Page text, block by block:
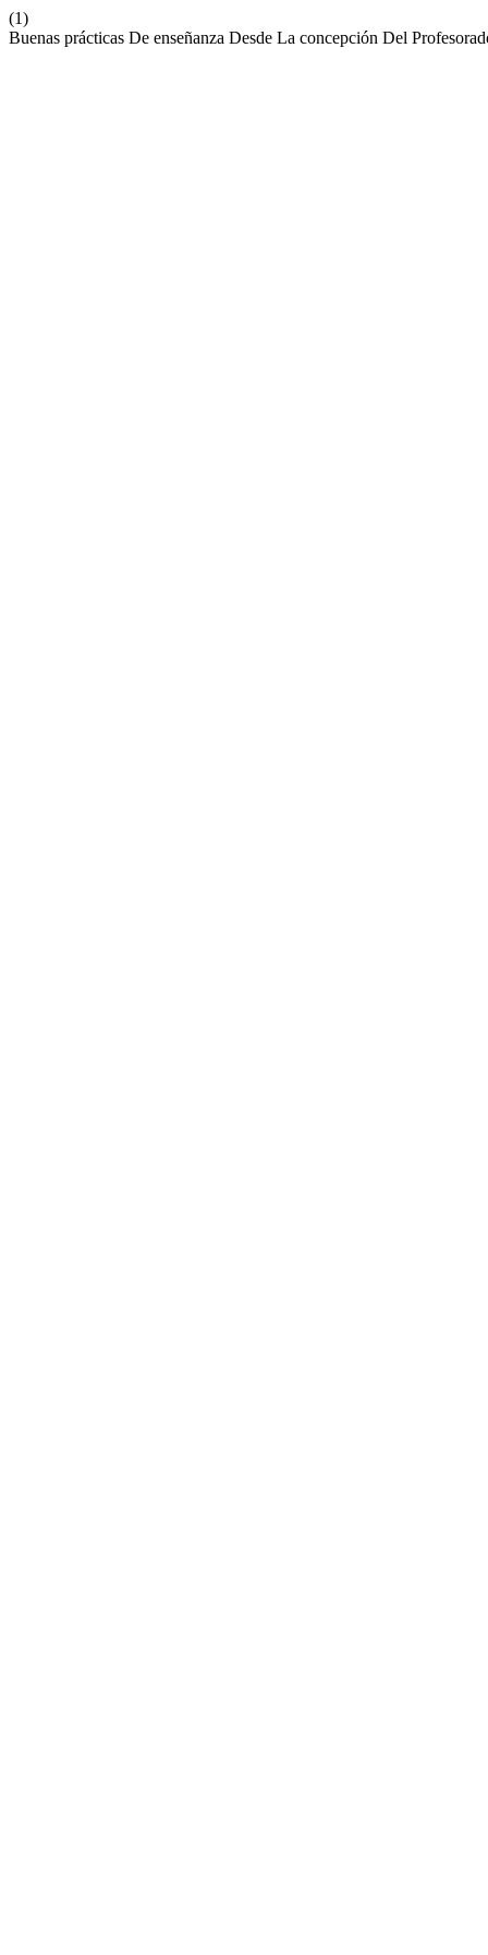
(1)
Buenas prácticas De enseñanza Desde La concepción Del